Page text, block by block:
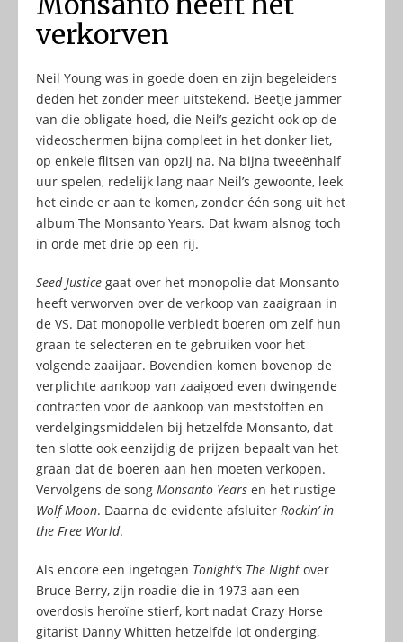
verkorven
Neil Young was in goede doen en zijn begeleiders
deden het zonder meer uitstekend. Beetje jammer
van die obligate hoed, die Neil’s gezicht ook op de
videoschermen bijna compleet in het donker liet,
op enkele flitsen van opzij na. Na bijna tweeënhalf
uur spelen, redelijk lang naar Neil’s gewoonte, leek
het einde er aan te komen, zonder één song uit het
album The Monsanto Years. Dat kwam alsnog toch
in orde met drie op een rij.
Seed Justice gaat over het monopolie dat Monsanto
heeft verworven over de verkoop van zaaigraan in
de VS. Dat monopolie verbiedt boeren om zelf hun
graan te selecteren en te gebruiken voor het
volgende zaaijaar. Bovendien komen bovenop de
verplichte aankoop van zaaigoed even dwingende
contracten voor de aankoop van meststoffen en
verdelgingsmiddelen bij hetzelfde Monsanto, dat
ten slotte ook eenzijdig de prijzen bepaalt van het
graan dat de boeren aan hen moeten verkopen.
Vervolgens de song Monsanto Years en het rustige
Wolf Moon. Daarna de evidente afsluiter Rockin’ in
the Free World.
Als encore een ingetogen Tonight’s The Night over
Bruce Berry, zijn roadie die in 1973 aan een
overdosis heroïne stierf, kort nadat Crazy Horse
gitarist Danny Whitten hetzelfde lot onderging,